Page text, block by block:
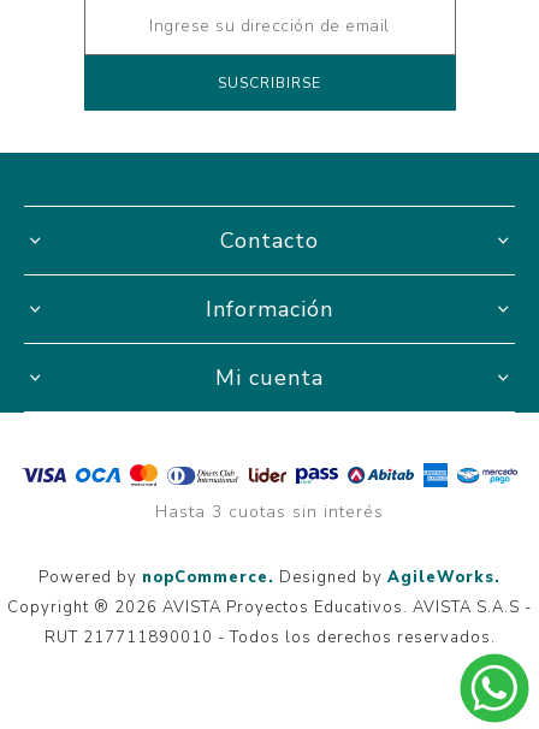
Contacto
Información
Mi cuenta
Hasta 3 cuotas sin interés
Powered by nopCommerce. Designed by AgileWorks.
Copyright ® 2026 AVISTA Proyectos Educativos. AVISTA S.A.S -
RUT 217711890010 - Todos los derechos reservados.